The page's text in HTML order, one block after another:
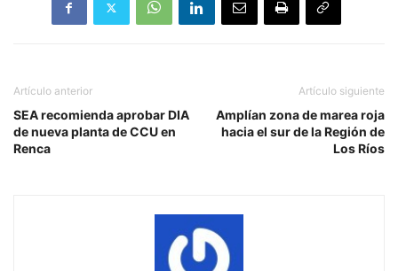
Artículo anterior
SEA recomienda aprobar DIA
de nueva planta de CCU en
Renca
Artículo siguiente
Amplían zona de marea roja
hacia el sur de la Región de
Los Ríos